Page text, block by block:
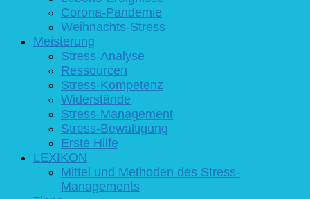
Corona-Pandemie
Weihnachts-Stress
Meisterung
Stress-Analyse
Ressourcen
Stress-Kompetenz
Widerstände
Stress-Management
Stress-Bewältigung
Erste Hilfe
LEXIKON
Mittel und Methoden des Stress-
Managements